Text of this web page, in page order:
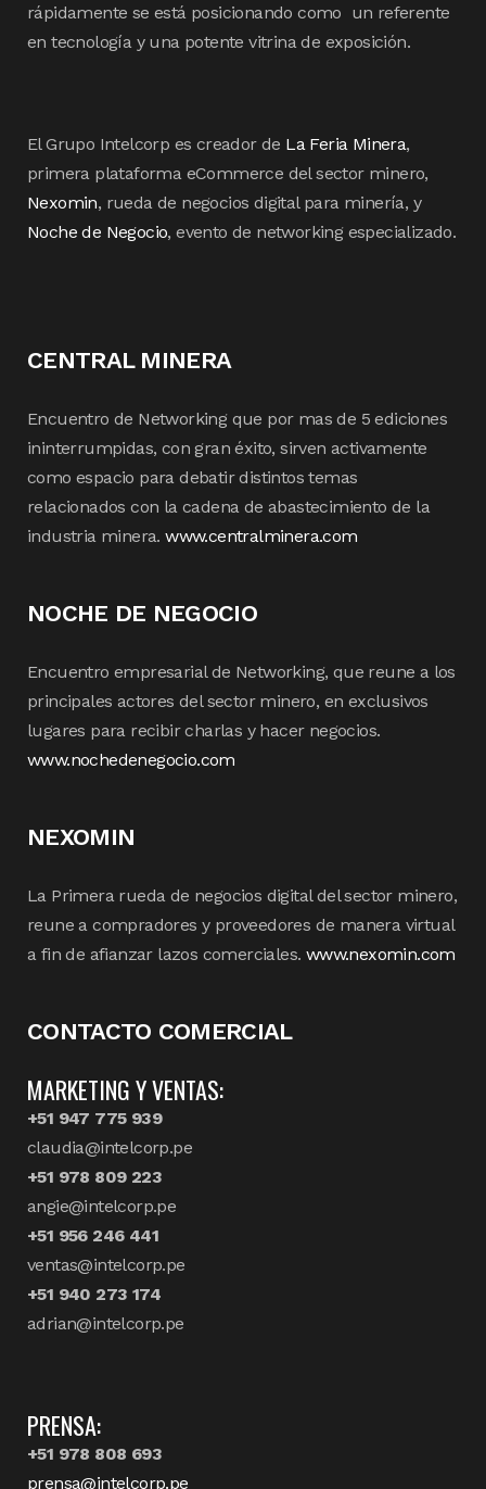
rápidamente se está posicionando como un referente
en tecnología y una potente vitrina de exposición.
El Grupo Intelcorp es creador de La Feria Minera,
primera plataforma eCommerce del sector minero,
Nexomin, rueda de negocios digital para minería, y
Noche de Negocio, evento de networking especializado.
CENTRAL MINERA
Encuentro de Networking que por mas de 5 ediciones
ininterrumpidas, con gran éxito, sirven activamente
como espacio para debatir distintos temas
relacionados con la cadena de abastecimiento de la
industria minera.www.centralminera.com
NOCHE DE NEGOCIO
Encuentro empresarial de Networking, que reune a los
principales actores del sector minero, en exclusivos
lugares para recibir charlas y hacer negocios.
www.nochedenegocio.com
NEXOMIN
La Primera rueda de negocios digital del sector minero,
reune a compradores y proveedores de manera virtual
a fin de afianzar lazos comerciales. www.nexomin.com
CONTACTO COMERCIAL
MARKETING Y VENTAS:
+51 947 775 939
claudia@intelcorp.pe
+51 978 809 223
angie@intelcorp.pe
+51 956 246 441
ventas@intelcorp.pe
+51 940 273 174
adrian@intelcorp.pe
PRENSA:
+51 978 808 693
prensa@intelcorp.pe